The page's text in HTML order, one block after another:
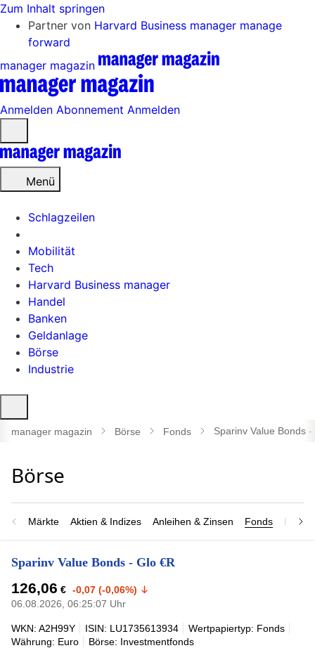
Zum Inhalt springen
Partner von Harvard Business manager manage
forward
manager magazin
Anmelden Abonnement Anmelden
öffnen
Menü
Schlagzeilen
Mobilität
Tech
Harvard Business manager
Handel
Banken
Geldanlage
Börse
Industrie
öffnen
manager magazin Börse Fonds Sparinv Value Bonds -
Märkte Aktien & Indizes Anleihen & Zinsen Fonds
Sparinv Value Bonds - Glo €R
126,06 € -0,07 (-0,06%)
06.08.2026, 06:25:07 Uhr
WKN: A2H99Y ISIN: LU1735613934
Wertpapiertyp: Fonds
Währung: Euro
Börse: Investmentfonds